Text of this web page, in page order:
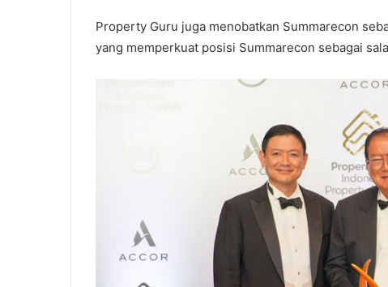
Property Guru juga menobatkan Summarecon
yang memperkuat posisi Summarecon sebagai